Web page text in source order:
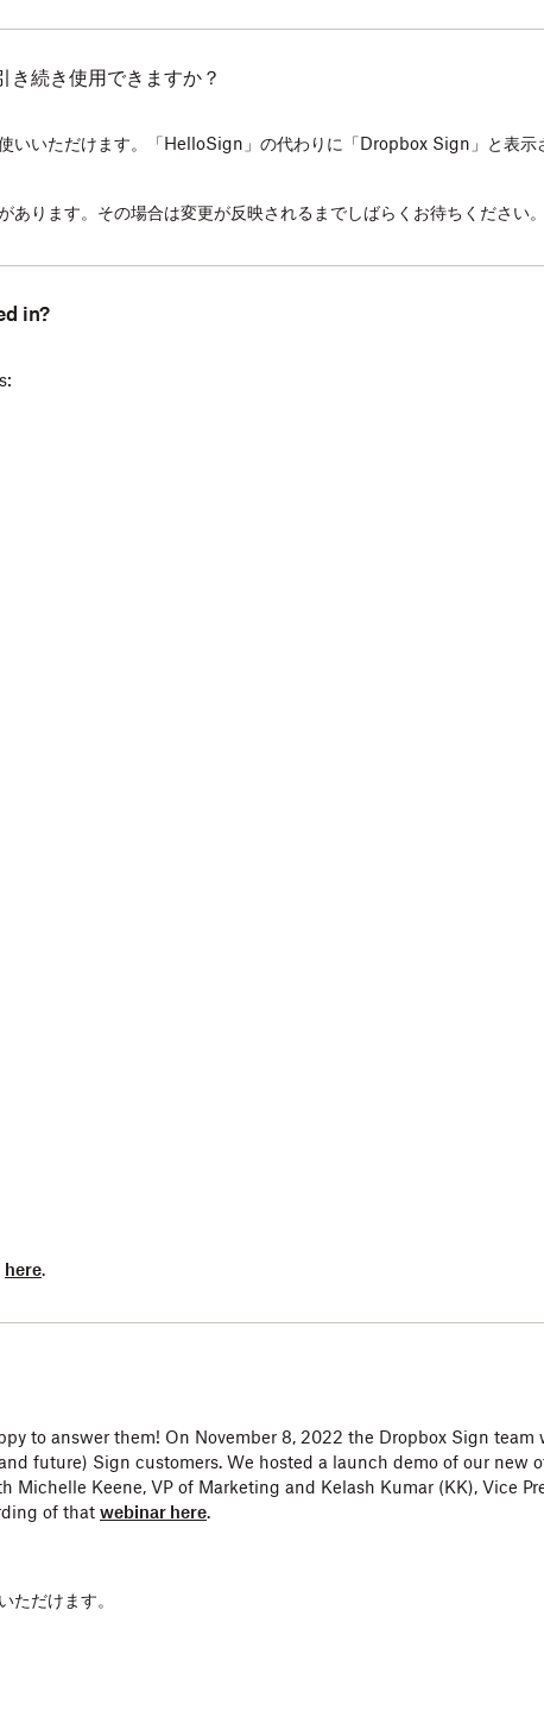
き続き使用できますか？
いいただけます。「HelloSign」の代わりに「Dropbox Sign」と表示
ります。その場合は変更が反映されるまでしばらくお待ちください。
in?
here.
to answer them! On November 8, 2022 the Dropbox Sign team
future) Sign customers. We hosted a launch demo of our new
Keene, VP of Marketing and Kelash Kumar (KK), Vice
of that webinar here.
ただけます。